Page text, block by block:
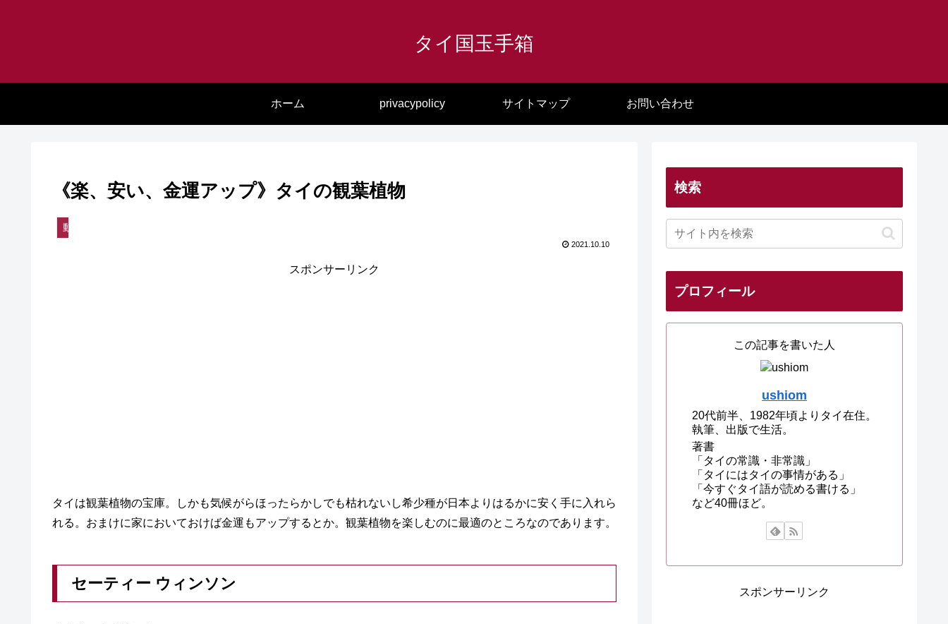
タイ国玉手箱
ホーム privacypolicy サイトマップ お問い合わせ
《楽、安い、金運アップ》タイの観葉植物
動植物
2021.10.10
スポンサーリンク
タイは観葉植物の宝庫。しかも気候がらほったらかしでも枯れないし希少種が日本よりはるかに安く手に入れら
れる。おまけに家においておけば金運もアップするとか。観葉植物を楽しむのに最適のところなのであります。
セーティー ウィンソン
検索
プロフィール
この記事を書いた人
ushiom
20代前半、1982年頃よりタイ在住。
執筆、出版で生活。
著書
「タイの常識・非常識」
「タイにはタイの事情がある」
「今すぐタイ語が読める書ける」
など40冊ほど。
スポンサーリンク